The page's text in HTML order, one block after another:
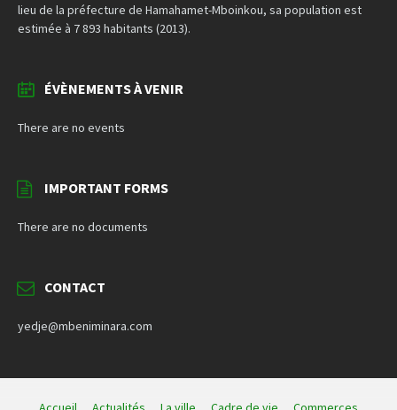
lieu de la préfecture de Hamahamet-Mboinkou, sa population est
estimée à 7 893 habitants (2013).
ÉVÈNEMENTS À VENIR
There are no events
IMPORTANT FORMS
There are no documents
CONTACT
yedje@mbeniminara.com